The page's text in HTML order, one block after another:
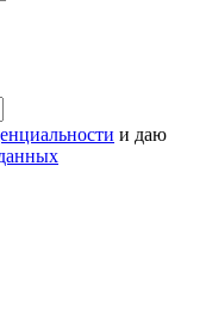
и даю